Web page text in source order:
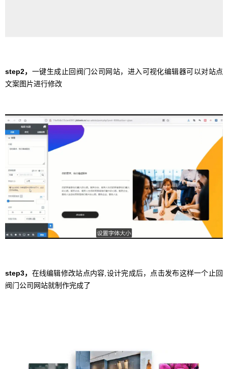
step2， 一键生成止回阀门公司网站，进入可视化编辑器可以对站点
文案图片进行修改
step3， 在线编辑修改站点内容,设计完成后，点击发布这样一个止回
阀门公司网站就制作完成了